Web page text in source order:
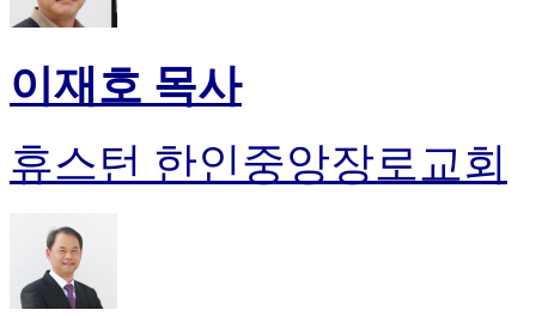
이재호 목사
휴스턴 한인중앙장로교회